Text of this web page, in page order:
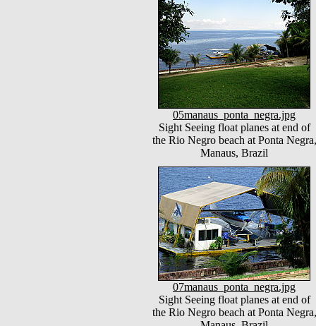
05manaus_ponta_negra.jpg
Sight Seeing float planes at end of
the Rio Negro beach at Ponta Negra,
Manaus, Brazil
07manaus_ponta_negra.jpg
Sight Seeing float planes at end of
the Rio Negro beach at Ponta Negra,